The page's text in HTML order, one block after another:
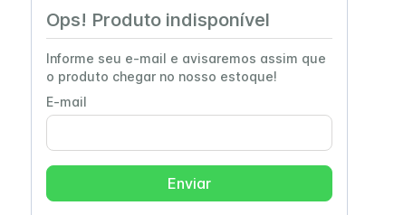
Ops! Produto indisponível
Informe seu e-mail e avisaremos assim que
o produto chegar no nosso estoque!
E-mail
Enviar